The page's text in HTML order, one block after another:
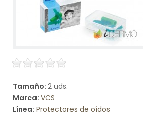
Tamaño: 2 uds.
Marca: VCS
Línea: Protectores de oídos